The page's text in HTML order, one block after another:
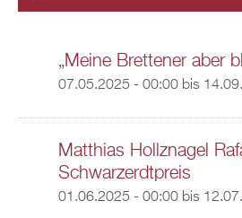
„Meine Brettener aber
07.05.2025 - 00:00bis
Matthias Hollznagel
Schwarzerdtpreis
01.06.2025 - 00:00bis